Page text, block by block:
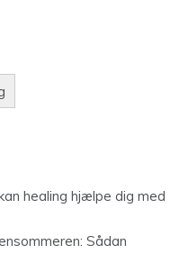
healing hjælpe dig med
Sådan